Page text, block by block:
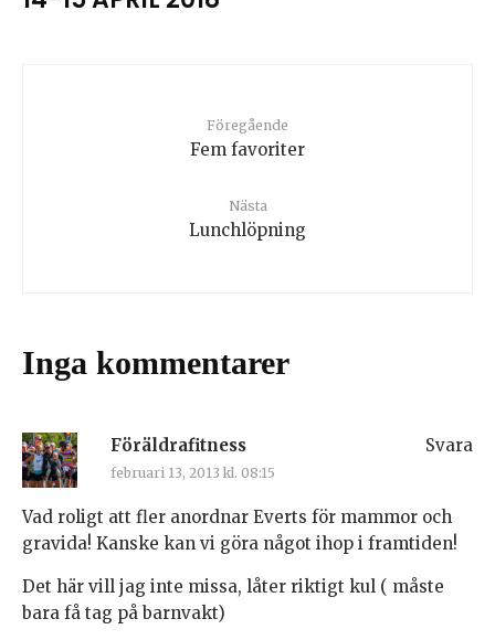
Föregående
Fem favoriter
Nästa
Lunchlöpning
Inga kommentarer
Föräldrafitness
februari 13, 2013 kl. 08:15
Vad roligt att fler anordnar Everts för mammor och
gravida! Kanske kan vi göra något ihop i framtiden!
Det här vill jag inte missa, låter riktigt kul ( måste
bara få tag på barnvakt)
Svara